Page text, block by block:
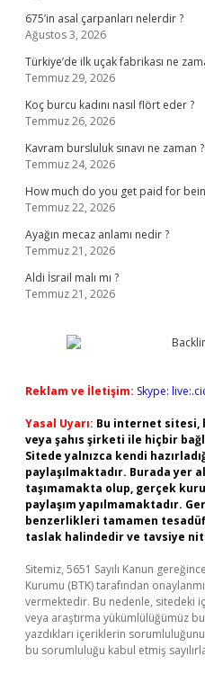
675’in asal çarpanları nelerdir ?
Ağustos 3, 2026
Türkiye’de ilk uçak fabrikası ne
Temmuz 29, 2026
Koç burcu kadını nasıl flört eder ?
Temmuz 26, 2026
Kavram bursluluk sınavı ne zaman ?
Temmuz 24, 2026
How much do you get paid for
Temmuz 22, 2026
Ayağın mecaz anlamı nedir ?
Temmuz 21, 2026
Aldi İsrail malı mı ?
Temmuz 21, 2026
Reklam ve İletişim: Skype:
Yasal Uyarı: Bu internet sitesi,
veya şahıs şirketi ile hiçbir
Sitede yalnızca kendi
paylaşılmaktadır. Burada yer
taşımamakta olup, gerçek
paylaşım yapılmamaktadır.
benzerlikleri tamamen
taslak halindedir ve tavsiye
Sitemiz, 5651 Sayılı Kanun
Kurumu (BTK) tarafından
vermektedir. Bu nedenle, sitedeki
veya araştırma yükümlülüğümüz
yazdıkları içeriklerin
bu sorumluluğu kabul etmiş